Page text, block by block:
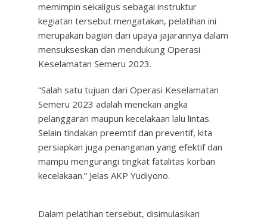
memimpin sekaligus sebagai instruktur
kegiatan tersebut mengatakan, pelatihan ini
merupakan bagian dari upaya jajarannya dalam
mensukseskan dan mendukung Operasi
Keselamatan Semeru 2023.
“Salah satu tujuan dari Operasi Keselamatan
Semeru 2023 adalah menekan angka
pelanggaran maupun kecelakaan lalu lintas.
Selain tindakan preemtif dan preventif, kita
persiapkan juga penanganan yang efektif dan
mampu mengurangi tingkat fatalitas korban
kecelakaan.” Jelas AKP Yudiyono.
Dalam pelatihan tersebut, disimulasikan